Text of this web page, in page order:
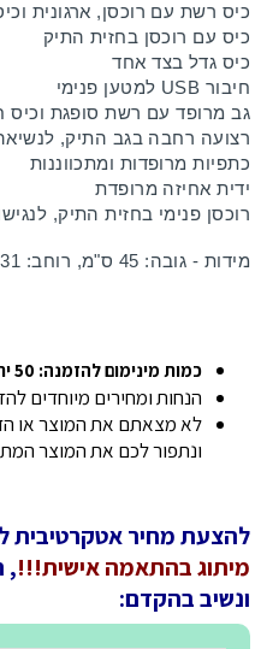
כיס רשת עם רוכסן, ארגונית
כיס עם רוכסן בחזית התיק
כיס גדל בצד אחד
חיבור USB למטען פנימי
גב מרופד עם רשת סופגת וכיס
רצועה רחבה בגב התיק, לנשיאה
כתפיות מרופדות ומתכווננות
ידית אחיזה מרופדת
רוכסן פנימי בחזית התיק,
מידות - גובה: 45 ס"מ, רוחב: 31 ס"מ, עומק: 15 ס"מ, נפח: 18 ל'
כמות מינימום להזמנה: 50 יח'
הנחות ומחירים מיוחדים
לא מצאתם את המוצר או
ונתפור לכם את המוצר
להצעת מחיר אטקרטיבית ל
מיתוג בהתאמה אישית!!!,
ונשיב בהקדם: